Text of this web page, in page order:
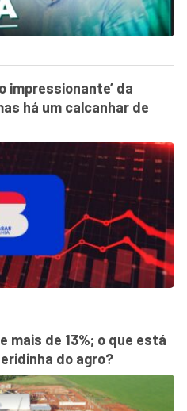
impressionante’ da
há um calcanhar de
de 13%; o que está
do agro?